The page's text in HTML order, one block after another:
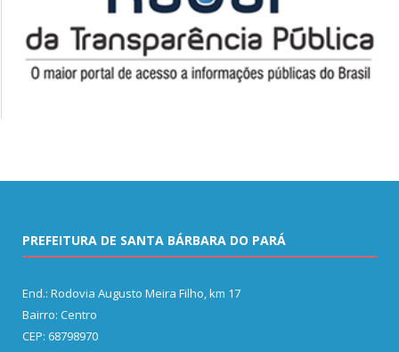
PREFEITURA DE SANTA BÁRBARA DO PARÁ
End.: Rodovia Augusto Meira Filho, km 17
Bairro: Centro
CEP: 68798970